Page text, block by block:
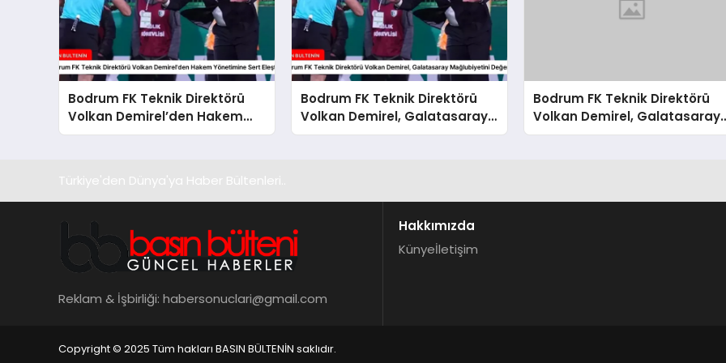
Bodrum FK Teknik Direktörü
Volkan Demirel’den Hakem
Yönetimine Sert Eleştiri
Bodrum FK Teknik Direktörü
Volkan Demirel, Galatasaray
Mağlubiyetini Değerlendirdi
Bodrum FK Teknik Direktörü
Volkan Demirel, Galatasaray
Mağlubiyetini Değerlendirdi
Türkiye'den Dünya'ya Haber Bültenleri..
Reklam & İşbirliği: habersonuclari@gmail.com
Hakkımızda
Künyeİletişim
Copyright © 2025 Tüm hakları BASIN BÜLTENİN saklıdır.